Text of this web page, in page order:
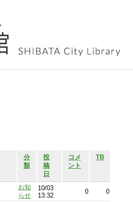
分
類
投
稿
日
コメ
ント
TB
お知
らせ
10/03
13:32
0 0